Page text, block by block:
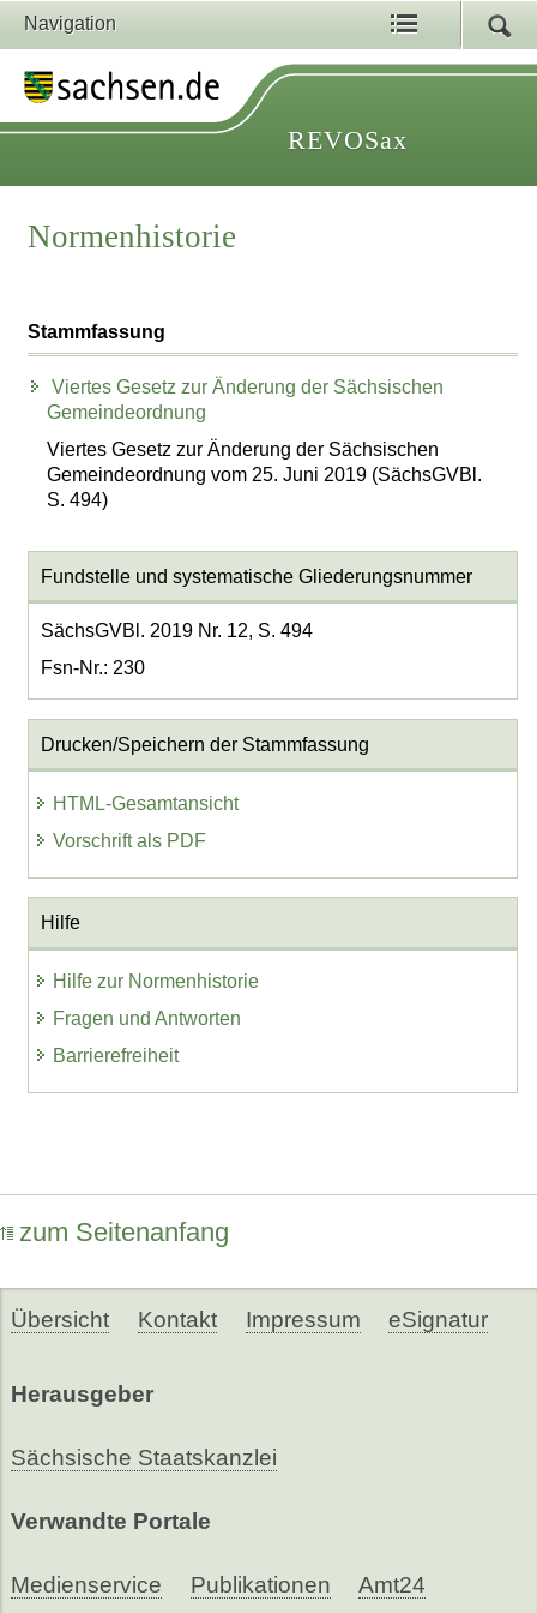
Navigation
REVOSax
Normenhistorie
Stammfassung
Viertes Gesetz zur Änderung der Sächsischen
Gemeindeordnung
Viertes Gesetz zur Änderung der Sächsischen
Gemeindeordnung vom 25. Juni 2019 (SächsGVBl.
S. 494)
Fundstelle und systematische Gliederungsnummer
SächsGVBl. 2019 Nr. 12, S. 494
Fsn-Nr.: 230
Drucken/Speichern der Stammfassung
HTML-Gesamtansicht
Vorschrift als PDF
Hilfe
Hilfe zur Normenhistorie
Fragen und Antworten
Barrierefreiheit
zum Seitenanfang
Übersicht Kontakt Impressum eSignatur
Herausgeber
Sächsische Staatskanzlei
Verwandte Portale
Medienservice Publikationen Amt24